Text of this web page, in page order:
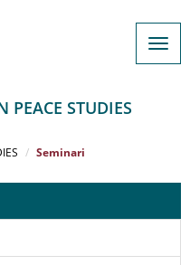
STUDIES
Seminari